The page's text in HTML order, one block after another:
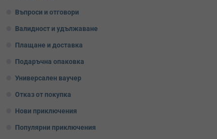
Въпроси и отговори
Валидност и удължаване
Плащане и доставка
Подаръчна опаковка
Универсален ваучер
Отказ от покупка
Нови приключения
Популярни приключения